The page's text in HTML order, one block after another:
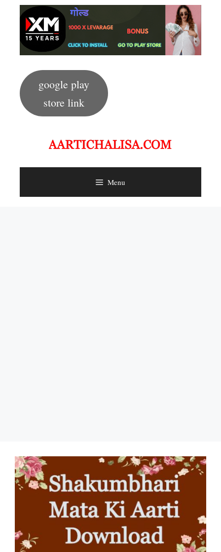
content
google play
store link
Menu